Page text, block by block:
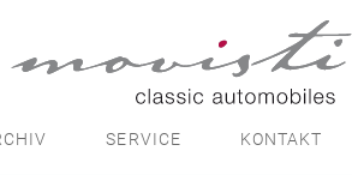
SERVICE KONTAKT